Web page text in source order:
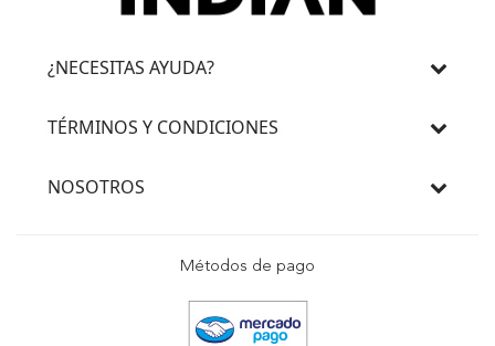
¿NECESITAS AYUDA?
TÉRMINOS Y CONDICIONES
NOSOTROS
Métodos de pago